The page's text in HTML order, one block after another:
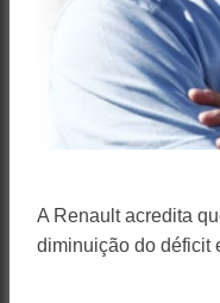
A Renault acredita
diminuição do déficit